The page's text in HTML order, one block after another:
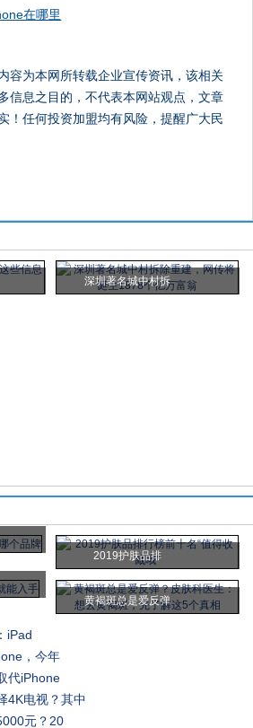
在哪里
容为本网所转载企业宣传资讯，该相关
信息之目的，不代表本网站观点，文章
！任何投资加盟均有风险，提醒广大民
深圳著名城中村拆
2019护肤品排
黄褐斑总是爱反弹
iPad
，今年
代iPhone
4K电视？其中
元？20